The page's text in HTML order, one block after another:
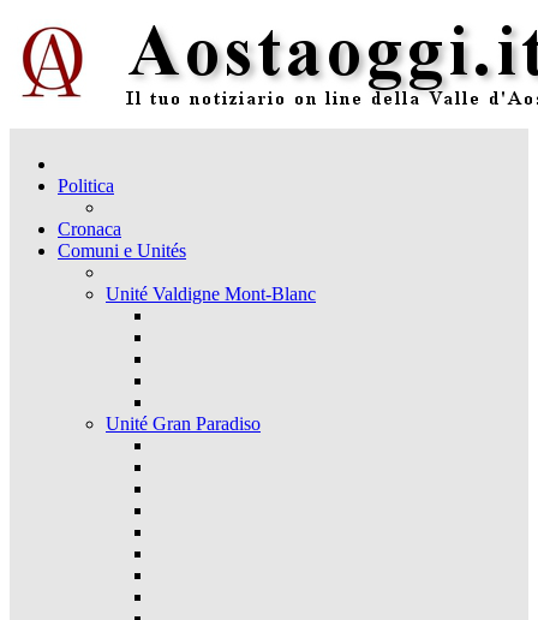
Politica
Cronaca
Comuni e Unités
Unité Valdigne Mont-Blanc
Unité Gran Paradiso